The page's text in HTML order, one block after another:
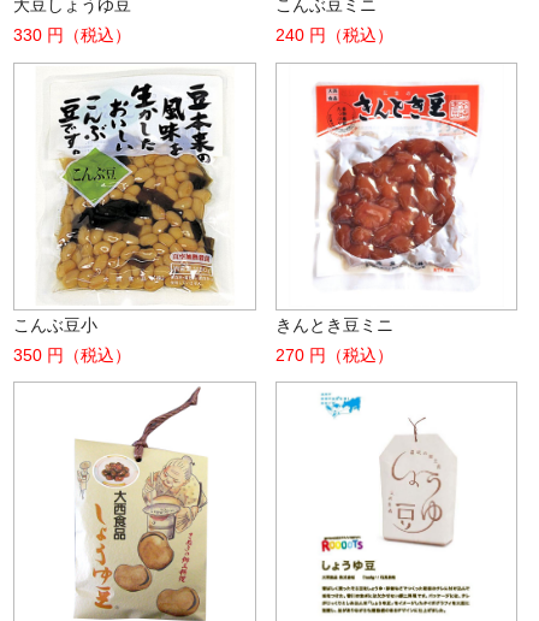
大豆しょうゆ豆
330 円（税込）
こんぶ豆ミニ
240 円（税込）
こんぶ豆小
350 円（税込）
きんとき豆ミニ
270 円（税込）